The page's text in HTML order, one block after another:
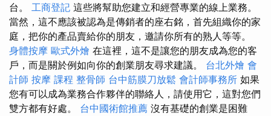
台。 工商登記 這些將幫助您建立和經營專業的線上業務。
當然，這不應該被認為是傳銷者的座右銘，首先組織你的家
庭，把你的產品賣給你的朋友，邀請你所有的熟人等等。
身體按摩 歐式外燴 在這裡，這不是讓您的朋友成為您的客
戶，而是關於例如向你的創業朋友尋求建議。 台北外燴 會
計師 按摩 課程 整骨師 台中筋膜刀放鬆 會計師事務所 如果
您有可以成為業務合作夥伴的聯絡人，請使用它，這對您們
雙方都有好處。 台中國術館推薦 沒有基礎的創業是困難